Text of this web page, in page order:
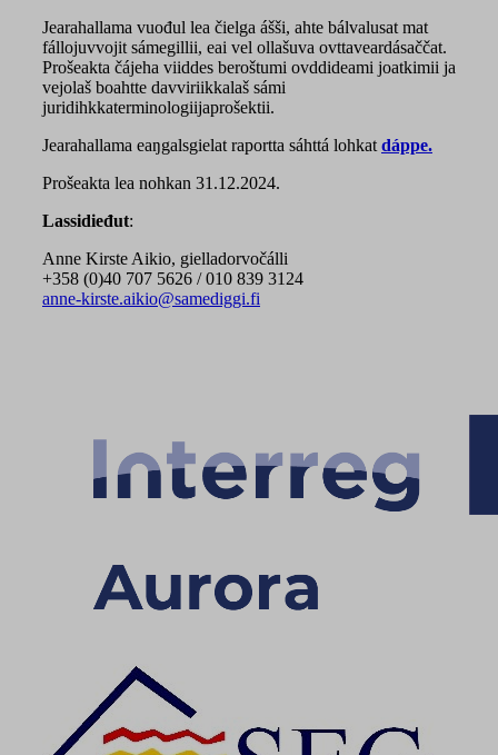
Jearahallama vuođul lea čielga ášši, ahte bálvalusat mat
fállojuvvojit sámegillii, eai vel ollašuva ovttaveardásaččat.
Prošeakta čájeha viiddes beroštumi ovddideami joatkimii ja
vejolaš boahtte davviriikkalaš sámi
juridihkkaterminologiijaprošektii.
Jearahallama eaŋgalsgielat raportta sáhttá lohkat dáppe.
Prošeakta lea nohkan 31.12.2024.
Lassidieđut:
Anne Kirste Aikio, gielladorvočálli
+358 (0)40 707 5626 / 010 839 3124
anne-kirste.aikio@samediggi.fi